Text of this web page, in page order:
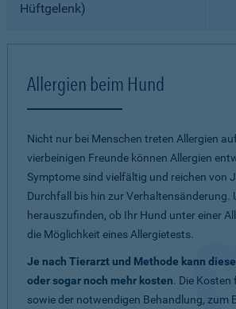
Hüftgelenk)
Allergien beim Hund
Nicht nur bei Menschen treten Allergien
vierbeinigen Freunde können Allergien
Symptome sind vielfältig und reichen von
Durchfall bis hin zur Verhaltensänderung.
herauszufinden, ob Ihr Hund unter einer
die Möglichkeit eines Allergietests.
Je nach Tierarzt und Methode kann
oder sogar noch mehr kosten. Die Kosten
sowie der notwendigen Behandlung, zum